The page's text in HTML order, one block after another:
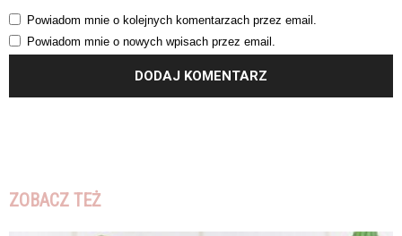
Powiadom mnie o kolejnych komentarzach przez email.
Powiadom mnie o nowych wpisach przez email.
ZOBACZ TEŻ